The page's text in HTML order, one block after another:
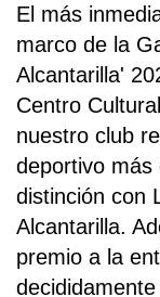
El más
marco de la
Alcantarilla'
Centro
nuestro club
deportivo más
distinción con
Alcantarilla.
premio a la